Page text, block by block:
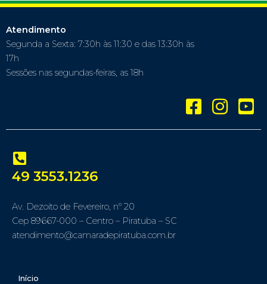
Atendimento
Segunda a Sexta: 7:30h às 11:30 e das 13:30h às
17h
Sessões nas segundas-feiras, as 18h
49 3553.1236
Av. Dezoito de Fevereiro, nº 20
Cep 89667-000 – Centro – Piratuba – SC
atendimento@camaradepiratuba.com.br
Início